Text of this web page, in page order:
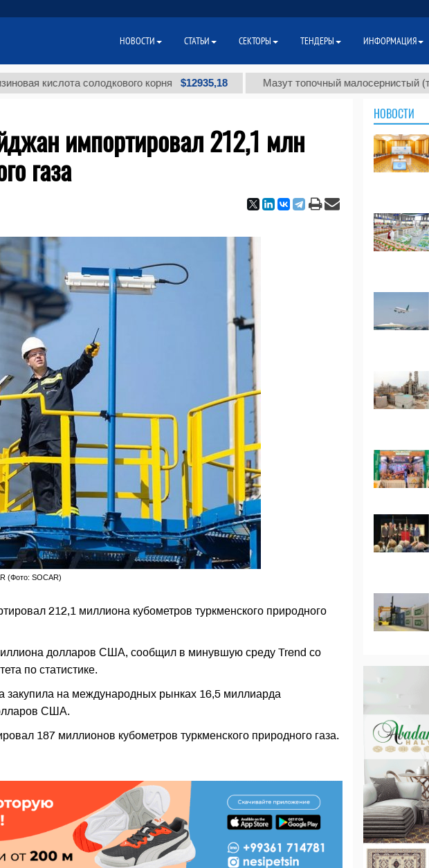
солодкового корня $12935,18 Мазут топочный малосернистый (т.) $300
импортировал 212,1 млн
газа
(Фото: SOCAR)
212,1 миллиона кубометров туркменского природного
долларов США, сообщил в минувшую среду Trend со
по статистике.
закупила на международных рынках 16,5 миллиарда
США.
187 миллионов кубометров туркменского природного газа.
НОВОСТИ
НОВОСТИ СТАТЬИ СЕКТОРЫ ТЕНДЕРЫ ИНФОРМАЦИЯ